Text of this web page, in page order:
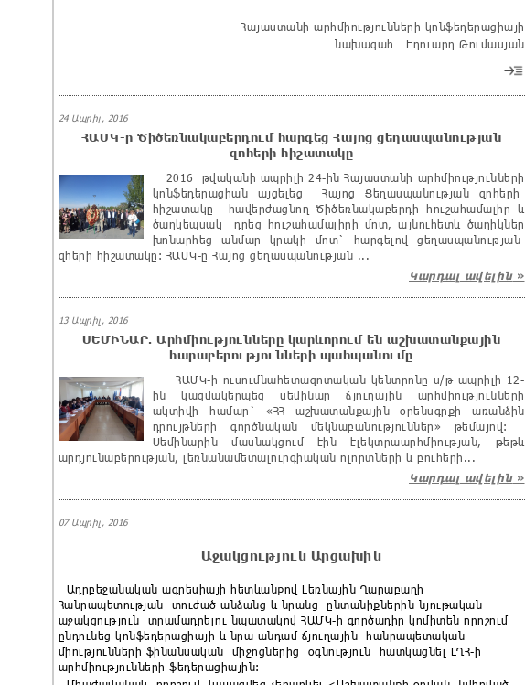
Հայաստանի արհմիությունների կոնֆեդերացիայի
նախագահ Էդուարդ Թումասյան
24 Ապրիլ, 2016
ՀԱՄԿ-ը Ծիծեռնակաբերդում հարգեց Հայոց ցեղասպանության
զոհերի հիշատակը
2016 թվականի ապրիլի 24-ին Հայաստանի արհմիությունների
կոնֆեդերացիան այցելեց Հայոց Ցեղասպանության զոհերի
հիշատակը հավերժացնող Ծիծեռնակաբերդի հուշահամալիր և
ծաղկեպսակ դրեց հուշահամալիրի մոտ, այնուհետև ծաղիկներ
խոնարհեց անմար կրակի մոտ` հարգելով ցեղասպանության
զհերի հիշատակը: ՀԱՄԿ-ը Հայոց ցեղասպանության ...
Կարդալ ավելին»
13 Ապրիլ, 2016
ՍԵՄԻՆԱՐ. Արհմիությունները կարևորում են աշխատանքային
հարաբերությունների պահպանումը
ՀԱՄԿ-ի ուսումնահետազոտական կենտրոնը ս/թ ապրիլի 12-
ին կազմակերպեց սեմինար ճյուղային արհմիությունների
ակտիվի համար` «ՀՀ աշխատանքային օրենսգրքի առանձին
դրույթների գործնական մեկնաբանություններ» թեմայով:
Սեմինարին մասնակցում էին էլեկտրաարհմիության, թեթև
արդյունաբերության, լեռնանամետալուրգիական ոլորտների և բուհերի...
Կարդալ ավելին»
07 Ապրիլ, 2016
Աջակցություն Արցախին
Ադրբեջանական ագրեսիայի հետևանքով Լեռնային Ղարաբաղի
Հանրապետության տուժած անձանց և նրանց ընտանիքներին նյութական
աջակցություն տրամադրելու նպատակով ՀԱՄԿ-ի գործադիր կոմիտեն որոշում
ընդունեց կոնֆեդերացիայի և նրա անդամ ճյուղային հանրապետական
միությունների ֆինանսական միջոցներից օգնություն հատկացնել ԼՂՀ-ի
արհմիությունների ֆեդերացիային: